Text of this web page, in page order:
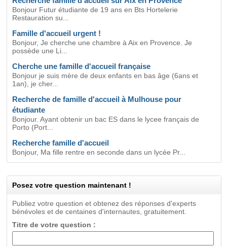
Bonjour Futur étudiante de 19 ans en Bts Hortelerie
Restauration su...
Famille d'accueil urgent !
Bonjour, Je cherche une chambre à Aix en Provence. Je
possède une Li...
Cherche une famille d'accueil française
Bonjour je suis mère de deux enfants en bas âge (6ans et
1an), je cher...
Recherche de famille d'accueil à Mulhouse pour
étudiante
Bonjour. Ayant obtenir un bac ES dans le lycee français de
Porto (Port...
Recherche famille d'accueil
Bonjour, Ma fille rentre en seconde dans un lycée Pr...
Posez votre question maintenant !
Publiez votre question et obtenez des réponses d'experts
bénévoles et de centaines d'internautes, gratuitement.
Titre de votre question :